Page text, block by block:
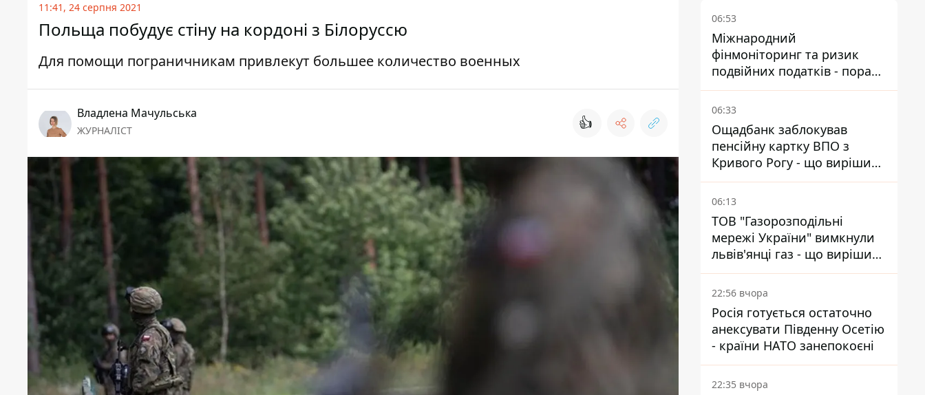
11:41, 24 серпня 2021
Польща побудує стіну на кордоні з Білоруссю
Для помощи пограничникам привлекут большее количество военных
Владлена Мачульська
ЖУРНАЛІСТ 👍
06:53
Міжнародний
фінмоніторинг та ризик
подвійних податків - поради
українцям в Польщі
06:33
Ощадбанк заблокував
пенсійну картку ВПО з
Кривого Рогу - що вирішив
суд
06:13
ТОВ "Газорозподільні
мережі України" вимкнули
львів'янці газ - що вирішив
суд
22:56 вчора
Росія готується остаточно
анексувати Південну Осетію
- країни НАТО занепокоєні
22:35 вчора